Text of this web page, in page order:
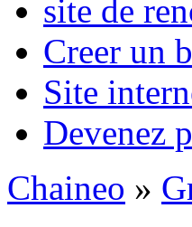
site de
Creer un
Site
Devenez
Chaineo »